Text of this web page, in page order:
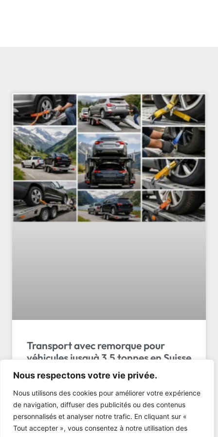
Nous respectons votre vie privée.
Nous utilisons des cookies pour améliorer votre expérience
de navigation, diffuser des publicités ou des contenus
personnalisés et analyser notre trafic. En cliquant sur «
Tout accepter », vous consentez à notre utilisation des
Transport avec remorque pour
véhicules jusquà 3.5 tonnes en Suisse
Le transport avec remorque pour véhicules jusqu’à
3.5 tonnes en Suisse par LL Transport Sàrl. Service
fiable, sécurisé et ponctuel. Devis gratuit…
LIRE L'ARTICLE »